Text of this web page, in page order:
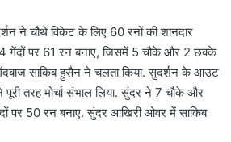
ने चौथे विकेट के लिए 60 रनों की शानदार
गेंदों पर 61 रन बनाए, जिसमें 5 चौके और 2 छक्के
साकिब हुसैन ने चलता किया. सुदर्शन के आउट
तरह मोर्चा संभाल लिया. सुंदर ने 7 चौके और
पर 50 रन बनाए. सुंदर आखिरी ओवर में साकिब